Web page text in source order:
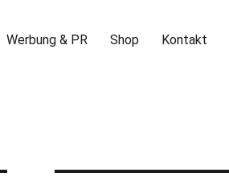
Werbung & PR Shop Kontakt